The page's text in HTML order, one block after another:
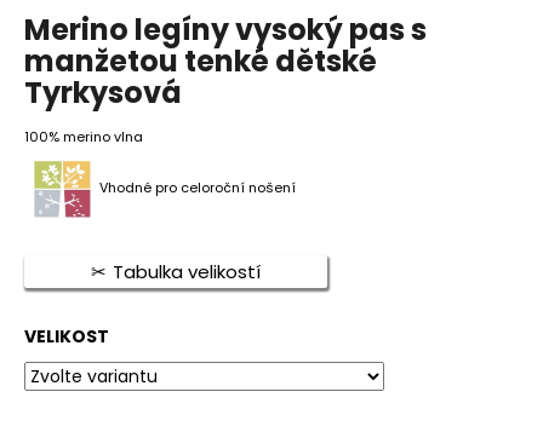
produktu
je
5,0
z
hvězdiček.
Merino legíny vysoký pas s
manžetou tenké dětské
Tyrkysová
100% merino vlna
Vhodné pro celoroční nošení
Tabulka velikostí
VELIKOST
HLEDAT
D
o
p
u
č
u